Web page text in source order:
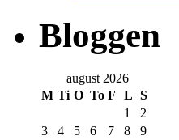
Bloggen
august 2026
M Ti O To F L S
1
2
3
4 5 6 7 8
9